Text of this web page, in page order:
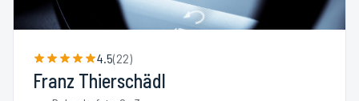
4.5(22)
Franz Thierschädl